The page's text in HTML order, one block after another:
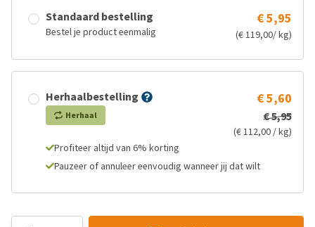
Standaard bestelling
Bestel je product eenmalig
€ 5,95
(€ 119,00/ kg)
Herhaalbestelling
Herhaal
€ 5,60
€ 5,95
(€ 112,00 / kg)
Profiteer altijd van 6% korting
Pauzeer of annuleer eenvoudig wanneer jij dat wilt